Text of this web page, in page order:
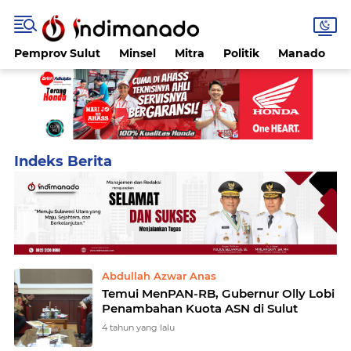
Pemprov Sulut Minsel Mitra Politik Manado
Abdullah Azwar Anas
Temui MenPAN-RB, Gubernur Olly Lobi
Penambahan Kuota ASN di Sulut
4 tahun yang lalu